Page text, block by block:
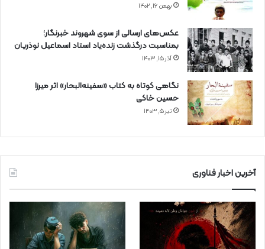
بهمن ۱۶, ۱۴۰۲
عکس‌های ارسالی از سوی شهروند خبرنگار؛
بمناسبت درگذشت زنده‌یاد استاد اسماعیل نوذریان
آذر ۱۵, ۱۴۰۳
نگاهی کوتاه به کتاب «سفینه‌البحار» اثر میرزا
حسین خاکی
تیر ۵, ۱۴۰۳
آخرین اخبار فناوری